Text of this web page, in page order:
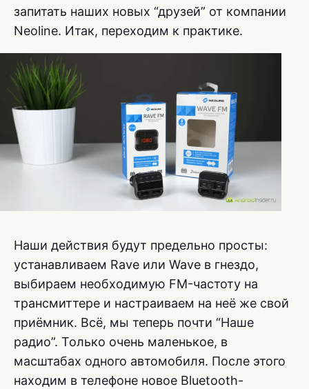
запитать наших новых “друзей” от компании
Neoline. Итак, переходим к практике.
Наши действия будут предельно просты:
устанавливаем Rave или Wave в гнездо,
выбираем необходимую FM-частоту на
трансмиттере и настраиваем на неё же свой
приёмник. Всё, мы теперь почти “Наше
радио”. Только очень маленькое, в
масштабах одного автомобиля. После этого
находим в телефоне новое Bluetooth-